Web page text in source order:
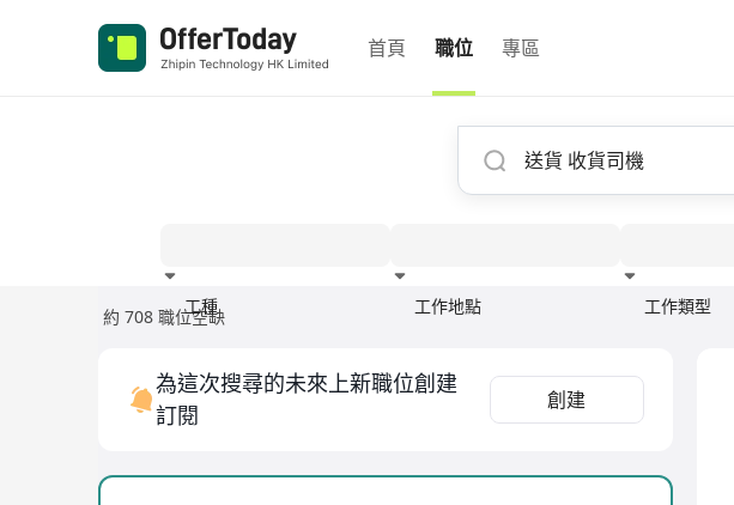
首頁 職位 專區
工種 工作地點 工作類型
約 708 職位空缺
為這次搜尋的未來上新職位創建
訂閱
創建